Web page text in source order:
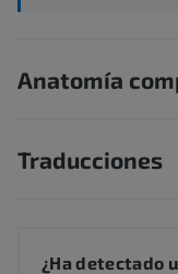
Anatomía
Traducciones
¿Ha detectado